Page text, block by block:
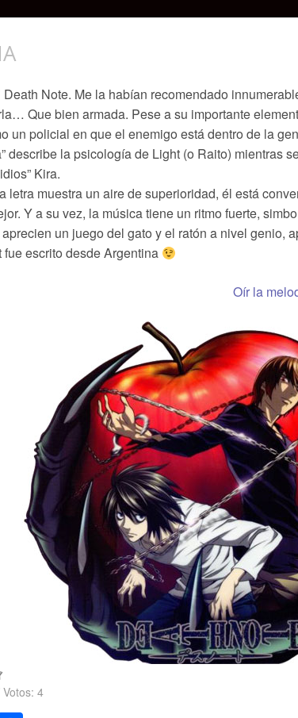
Note. Me la habían recomendado
Que bien armada. Pese a su importante
un policial en que el enemigo está dentro de la
describe la psicología de Light (o Raito) mientras
Kira.
letra muestra un aire de superioridad, él está
Y a su vez, la música tiene un ritmo fuerte,
un juego del gato y el ratón a nivel genio,
fue escrito desde Argentina
Oír la
Votos: 4